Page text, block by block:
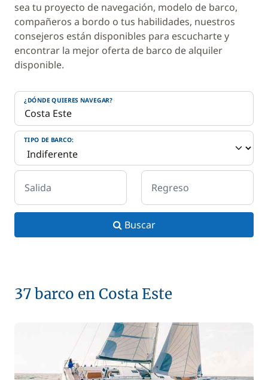
sea tu proyecto de navegación, modelo de barco,
compañeros a bordo o tus habilidades, nuestros
consejeros están disponibles para escucharte y
encontrar la mejor oferta de barco de alquiler
disponible.
¿DÓNDE QUIERES NAVEGAR?
TIPO DE BARCO:
Salida Regreso
Buscar
37 barco en Costa Este